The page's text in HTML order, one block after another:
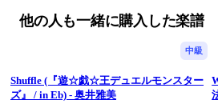
他の人も一緒に購入した楽譜
中級
Shuffle (『遊☆戯☆王デュエルモンスター
ズ』 / in Eb) - 奥井雅美